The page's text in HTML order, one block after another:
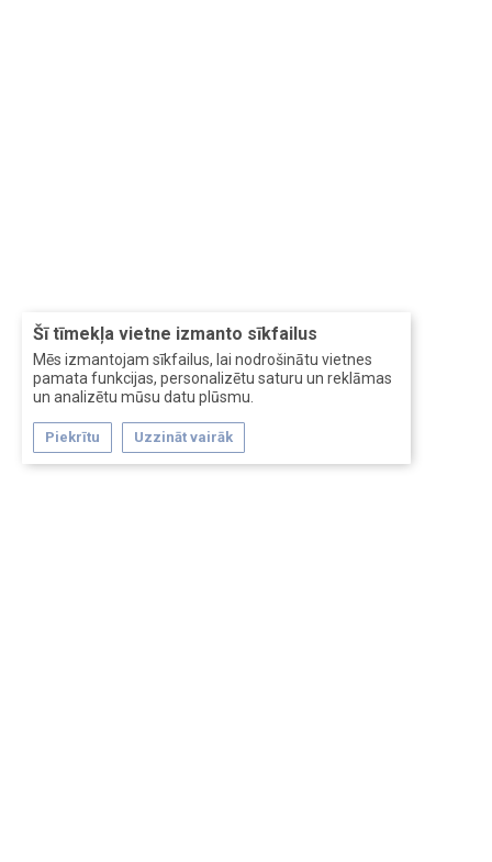
Šī tīmekļa vietne izmanto sīkfailus
Mēs izmantojam sīkfailus, lai nodrošinātu vietnes
pamata funkcijas, personalizētu saturu un reklāmas
un analizētu mūsu datu plūsmu.
Piekrītu Uzzināt vairāk